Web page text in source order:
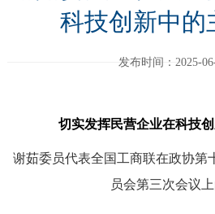
科技创新中的
发布时间：2025-
切实发挥民营企业在科技
谢茹委员代表全国工商联在政协第
员会第三次会议